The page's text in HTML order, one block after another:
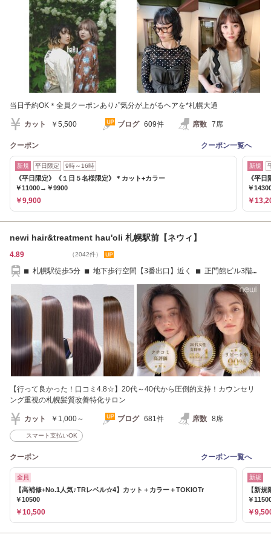
当日予約OK＊全員クーポンあり♪”気分が上がるヘアを*札幌大通
カット ￥5,500 ブログ 609件 席数 7席
クーポン クーポン一覧へ
新規 平日限定 9時～16時
《平日限定》《１日５名様限定》＊カット+カラー
￥11000→￥9900
￥9,900
新規
《平
￥
￥
newi hair&treatment hau'oli 札幌駅前【ネウィ】
4.89 （2042件）
■ 札幌駅徒歩5分 ■ 地下歩行空間【3番出口】近く ■ 正門館ビル3階・
【行って良かった！口コミ4.8☆】20代～40代から圧倒的支持！カウンセリ
ング重視の札幌髪質改善特化サロン
カット ￥1,000～ ブログ 681件 席数 8席
スマート支払いOK
クーポン クーポン一覧へ
全員
【高補修+No.1人気♪TRレベル☆4】カット＋カラー＋TOKIOTr
￥10500
￥10,500
新規
【新
￥
￥